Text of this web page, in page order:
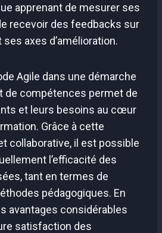
apprenant de mesurer ses
recevoir des feedbacks sur
axes d’amélioration.
Agile dans une démarche
de compétences permet de
et leurs besoins au cœur
Grâce à cette
collaborative, il est possible
l’efficacité des
tant en termes de
pédagogiques. En
avantages considérables
satisfaction des